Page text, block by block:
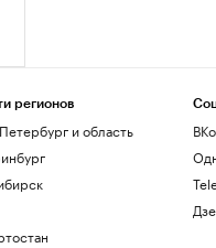
регионов
и область